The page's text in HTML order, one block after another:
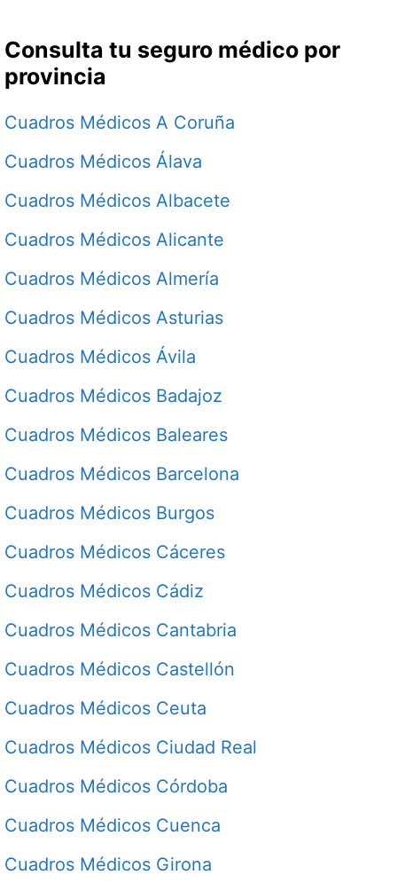
Consulta tu seguro médico por
provincia
Cuadros Médicos A Coruña
Cuadros Médicos Álava
Cuadros Médicos Albacete
Cuadros Médicos Alicante
Cuadros Médicos Almería
Cuadros Médicos Asturias
Cuadros Médicos Ávila
Cuadros Médicos Badajoz
Cuadros Médicos Baleares
Cuadros Médicos Barcelona
Cuadros Médicos Burgos
Cuadros Médicos Cáceres
Cuadros Médicos Cádiz
Cuadros Médicos Cantabria
Cuadros Médicos Castellón
Cuadros Médicos Ceuta
Cuadros Médicos Ciudad Real
Cuadros Médicos Córdoba
Cuadros Médicos Cuenca
Cuadros Médicos Girona